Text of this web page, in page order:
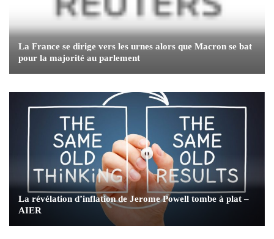
La France se dirige vers les urnes alors que Macron se bat
pour la majorité au parlement
La révélation d’inflation de Jerome Powell tombe à plat –
AIER